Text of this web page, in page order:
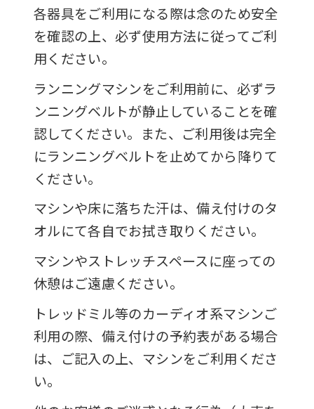
各器具をご利用になる際は念のため安全
を確認の上、必ず使用方法に従ってご利
用ください。
ランニングマシンをご利用前に、必ずラ
ンニングベルトが静止していることを確
認してください。また、ご利用後は完全
にランニングベルトを止めてから降りて
ください。
マシンや床に落ちた汗は、備え付けのタ
オルにて各自でお拭き取りください。
マシンやストレッチスペースに座っての
休憩はご遠慮ください。
トレッドミル等のカーディオ系マシンご
利用の際、備え付けの予約表がある場合
は、ご記入の上、マシンをご利用くださ
い。